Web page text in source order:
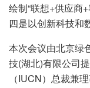
绘制“联想+供应商
四是以创新科技和
本次会议由北京绿
技(湖北)有限公司
（IUCN）总裁兼